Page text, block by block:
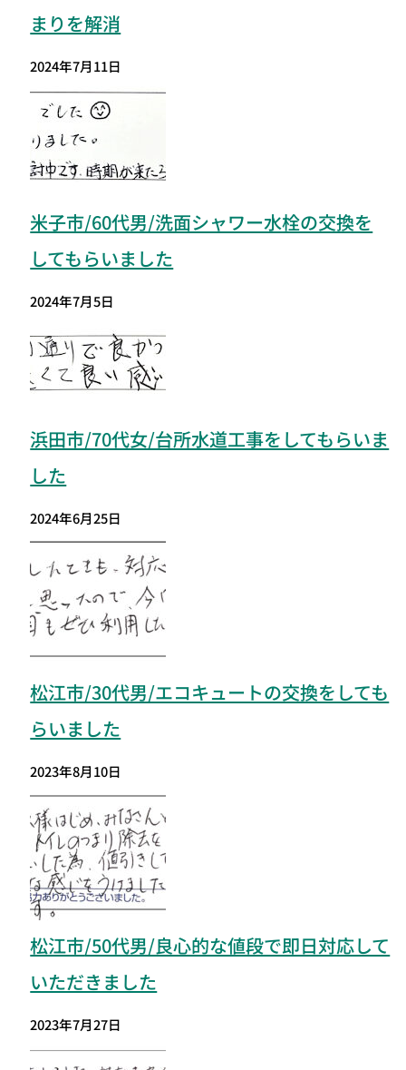
まりを解消
2024年7月11日
米子市/60代男/洗面シャワー水栓の交換を
してもらいました
2024年7月5日
浜田市/70代女/台所水道工事をしてもらいま
した
2024年6月25日
松江市/30代男/エコキュートの交換をしても
らいました
2023年8月10日
松江市/50代男/良心的な値段で即日対応して
いただきました
2023年7月27日